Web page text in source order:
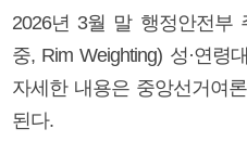
2026년 3월 말 행정안전부
중, Rim Weighting) 성·연령
자세한 내용은 중앙선거여
된다.